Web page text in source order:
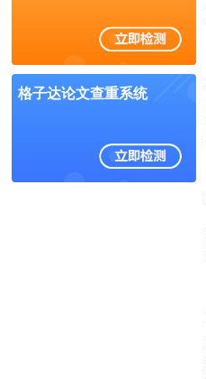
格子达论文查重系统